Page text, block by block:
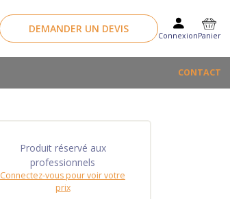
DEMANDER UN DEVIS
ConnexionPanier
CONTACT
Produit réservé aux
professionnels
Connectez-vous pour voir votre
prix